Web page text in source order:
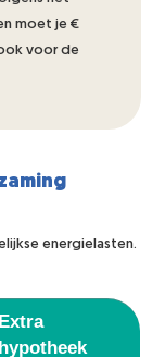
moet je €
voor de
energielasten.
Extra
hypotheek